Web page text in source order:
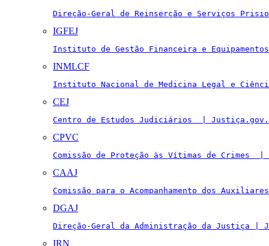
Direção-Geral de Reinserção e Serviços
IGFEJ
Instituto de Gestão Financeira e
INMLCF
Instituto Nacional de Medicina Legal e
CEJ
Centro de Estudos Judiciários  |
CPVC
Comissão de Proteção às Vítimas de Crimes
CAAJ
Comissão para o Acompanhamento dos
DGAJ
Direção-Geral da Administração da Justiça |
IRN